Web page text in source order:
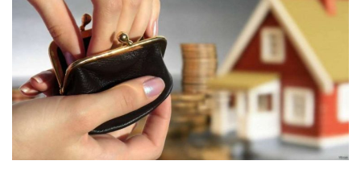
Економіка
Політика
Світ
Цікаво
Технології